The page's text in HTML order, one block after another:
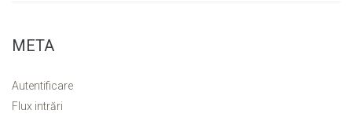
META
Autentificare
Flux intrări